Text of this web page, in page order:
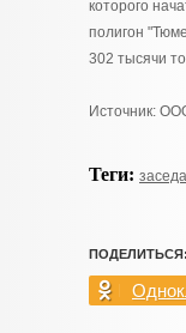
которого
полигон
302 тысячи
Источник:
Теги:
ПОДЕЛИТЬСЯ: